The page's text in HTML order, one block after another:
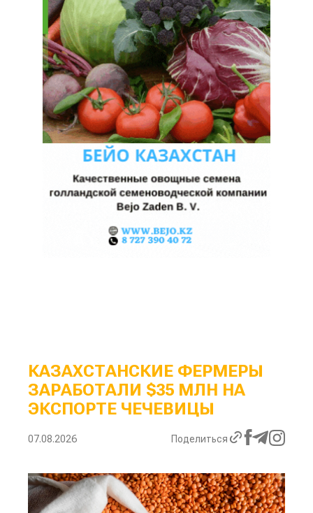
КАЗАХСТАНСКИЕ ФЕРМЕРЫ
ЗАРАБОТАЛИ $35 МЛН НА
ЭКСПОРТЕ ЧЕЧЕВИЦЫ
07.08.2026 Поделиться